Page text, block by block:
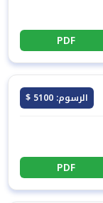
PDF
الرسوم: 5100 $
PDF